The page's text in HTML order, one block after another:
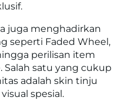
juga menghadirkan
seperti Faded Wheel,
perilisan item
satu yang cukup
adalah skin tinju
spesial.